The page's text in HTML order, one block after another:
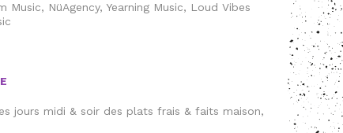
NüAgency, Yearning Music, Loud Vibes
jours midi & soir des plats frais & faits maison,